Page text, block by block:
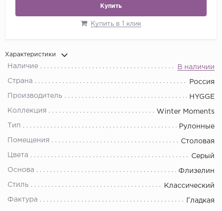
Купить
Купить в 1 клик
Характеристики
Наличие В наличии
Страна Россия
Производитель HYGGE
Коллекция Winter Moments
Тип Рулонные
Помещения Столовая
Цвета Серый
Основа Флизелин
Стиль Классический
Фактура Гладкая